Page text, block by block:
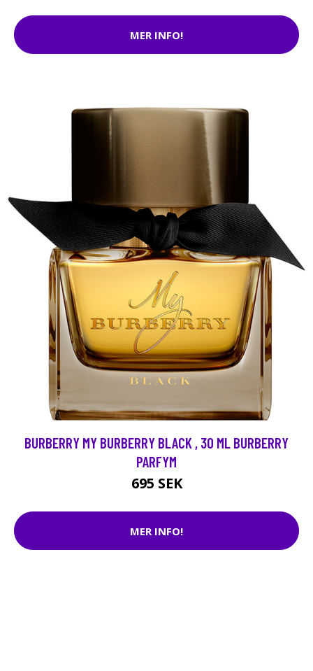
MER INFO!
BURBERRY MY BURBERRY BLACK , 30 ML BURBERRY
PARFYM
695 SEK
MER INFO!